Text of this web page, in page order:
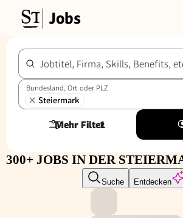
Jobs
Jobtitel, Firma, Skills, Benefits,
Bundesland, Ort oder PLZ
Steiermark
Mehr Filter
1
300+ JOBS IN DER
Suche Entdecken